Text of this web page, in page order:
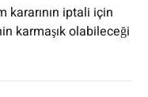
kararının iptali için
karmaşık olabileceği